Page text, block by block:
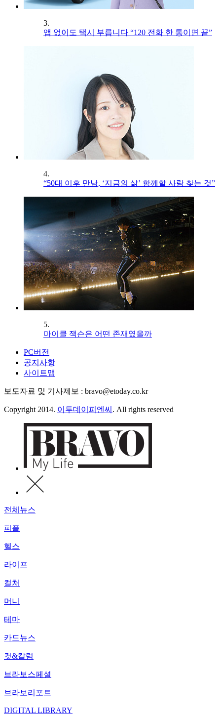
3.
앱 없이도 택시 부릅니다 “120 전화 한 통이면 끝”
4.
“50대 이후 만남, ‘지금의 삶’ 함께할 사람 찾는 것”
5.
마이클 잭슨은 어떤 존재였을까
PC버전
공지사항
사이트맵
보도자료 및 기사제보 : bravo@etoday.co.kr
Copyright 2014. 이투데이피엔씨 . All rights reserved
전체뉴스
피플
헬스
라이프
컬처
머니
테마
카드뉴스
컷&칼럼
브라보스페셜
브라보리포트
DIGITAL LIBRARY